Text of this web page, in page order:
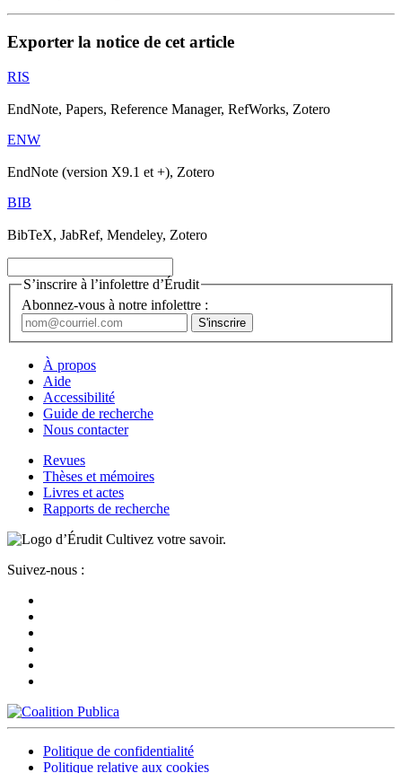
Exporter la notice de cet article
RIS
EndNote, Papers, Reference Manager, RefWorks, Zotero
ENW
EndNote (version X9.1 et +), Zotero
BIB
BibTeX, JabRef, Mendeley, Zotero
S’inscrire à l’infolettre d’Érudit
Abonnez-vous à notre infolettre :
À propos
Aide
Accessibilité
Guide de recherche
Nous contacter
Revues
Thèses et mémoires
Livres et actes
Rapports de recherche
Cultivez votre savoir.
Suivez-nous :
Politique de confidentialité
Politique relative aux cookies